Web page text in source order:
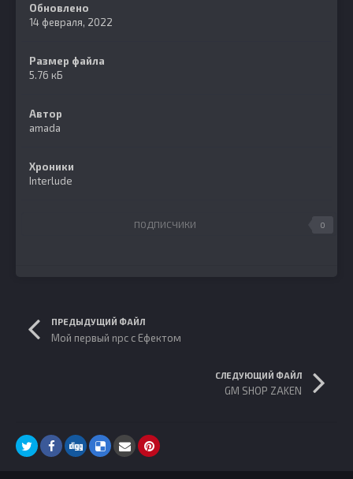
Обновлено
14 февраля, 2022
Размер файла
5.76 кБ
Автор
amada
Хроники
Interlude
ПОДПИСЧИКИ 0
ПРЕДЫДУЩИЙ ФАЙЛ
Мой первый npc c Ефектом
СЛЕДУЮЩИЙ ФАЙЛ
GM SHOP ZAKEN